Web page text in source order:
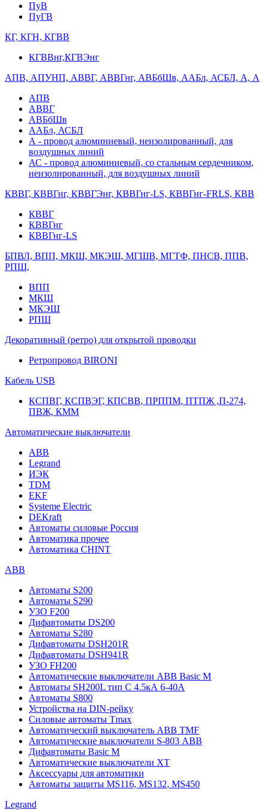
ПуВ
ПуГВ
КГ, КГН, КГВВ
КГВВнг,КГВЭнг
АПВ, АПУНП, АВВГ, АВВГнг, АВБбШв, ААБл, АСБЛ, А, А
АПВ
АВВГ
АВБбШв
ААБл, АСБЛ
А - провод алюминиевый, неизолированный, для
воздушных линий
АС - провод алюминиевый, со стальным сердечником,
неизолированный, для воздушных линий
КВВГ, КВВГнг, КВВГЭнг, КВВГнг-LS, КВВГнг-FRLS, КВВ
КВВГ
КВВГнг
КВВГнг-LS
БПВЛ, ВПП, МКШ, МКЭШ, МГШВ, МГТФ, ПНСВ, ППВ,
РПШ,
ВПП
МКШ
МКЭШ
РПШ
Декоративный (ретро) для открытой проводки
Ретропровод BIRONI
Кабель USB
КСПВГ, КСПВЭГ, КПСВВ, ПРППМ, ПТПЖ ,П-274,
ПВЖ, КММ
Автоматические выключатели
ABB
Legrand
ИЭК
TDM
EKF
Systeme Electric
DEKraft
Автоматы силовые Россия
Автоматика прочее
Автоматика CHINT
ABB
Автоматы S200
Автоматы S290
УЗО F200
Дифавтоматы DS200
Автоматы S280
Дифавтоматы DSH201R
Дифавтоматы DSH941R
УЗО FH200
Автоматические выключатели ABB Basic M
Автоматы SH200L тип С 4.5кА 6-40А
Автоматы S800
Устройства на DIN-рейку
Силовые автоматы Tmax
Автоматический выключатель ABB TMF
Автоматические выключатели S-803 АВВ
Дифавтоматы Basic M
Автоматические выключатели XT
Аксессуары для автоматики
Автоматы защиты MS116, MS132, MS450
Legrand